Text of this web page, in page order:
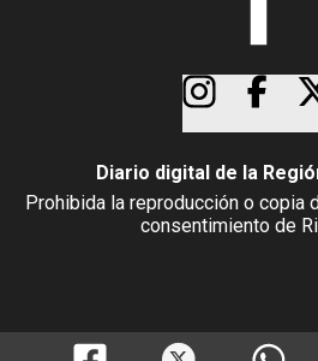
Diario digital de la
Prohibida la reproducción o copia
consentimiento de